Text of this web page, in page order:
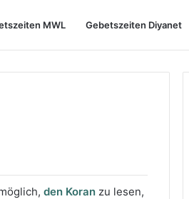
MWL Gebetszeiten Diyanet
den Koran zu lesen,